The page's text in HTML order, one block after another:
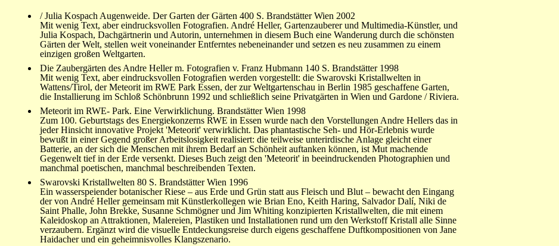
/ Julia Kospach Augenweide. Der Garten der Gärten 400 S. Brandstätter Wien 2002
Mit wenig Text, aber eindrucksvollen Fotografien. André Heller, Gartenzauberer und Multimedia-Künstler, und
Julia Kospach, Dachgärtnerin und Autorin, unternehmen in diesem Buch eine Wanderung durch die schönsten
Gärten der Welt, stellen weit voneinander Entferntes nebeneinander und setzen es neu zusammen zu einem
einzigen großen Weltgarten.
Die Zaubergärten des Andre Heller m. Fotografien v. Franz Hubmann 140 S. Brandstätter 1998
Mit wenig Text, aber eindrucksvollen Fotografien werden vorgestellt: die Swarovski Kristallwelten in
Wattens/Tirol, der Meteorit im RWE Park Essen, der zur Weltgartenschau in Berlin 1985 geschaffene Garten,
die Installierung im Schloß Schönbrunn 1992 und schließlich seine Privatgärten in Wien und Gardone / Riviera.
Meteorit im RWE- Park. Eine Verwirklichung. Brandstätter Wien 1998
Zum 100. Geburtstags des Energiekonzerns RWE in Essen wurde nach den Vorstellungen Andre Hellers das in
jeder Hinsicht innovative Projekt 'Meteorit' verwirklicht. Das phantastische Seh- und Hör-Erlebnis wurde
bewußt in einer Gegend großer Arbeitslosigkeit realisiert: die teilweise unterirdische Anlage gleicht einer
Batterie, an der sich die Menschen mit ihrem Bedarf an Schönheit auftanken können, ist Mut machende
Gegenwelt tief in der Erde versenkt. Dieses Buch zeigt den 'Meteorit' in beeindruckenden Photographien und
manchmal poetischen, manchmal beschreibenden Texten.
Swarovski Kristallwelten 80 S. Brandstätter Wien 1996
Ein wasserspeiender botanischer Riese – aus Erde und Grün statt aus Fleisch und Blut – bewacht den Eingang
der von André Heller gemeinsam mit Künstlerkollegen wie Brian Eno, Keith Haring, Salvador Dalí, Niki de
Saint Phalle, John Brekke, Susanne Schmögner und Jim Whiting konzipierten Kristallwelten, die mit einem
Kaleidoskop an Attraktionen, Malereien, Plastiken und Installationen rund um den Werkstoff Kristall alle Sinne
verzaubern. Ergänzt wird die visuelle Entdeckungsreise durch eigens geschaffene Duftkompositionen von Jane
Haidacher und ein geheimnisvolles Klangszenario.